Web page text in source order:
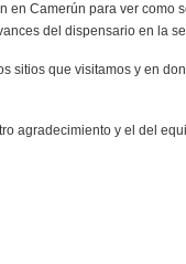
en Camerún para ver como
del dispensario en la
sitios que visitamos y en
agradecimiento y el del